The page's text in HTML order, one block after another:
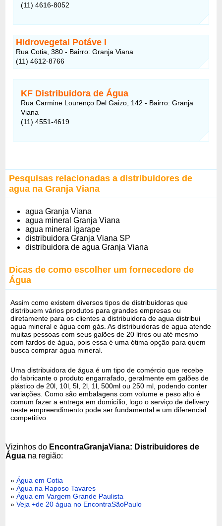
(11) 4616-8052
Hidrovegetal Potáve l
Rua Cotia, 380 - Bairro: Granja Viana
(11) 4612-8766
KF Distribuidora de Água
Rua Carmine Lourenço Del Gaizo, 142 - Bairro: Granja
Viana
(11) 4551-4619
Pesquisas relacionadas a distribuidores de
agua na Granja Viana
agua Granja Viana
agua mineral Granja Viana
agua mineral igarape
distribuidora Granja Viana SP
distribuidora de agua Granja Viana
Dicas de como escolher um fornecedore de
Água
Assim como existem diversos tipos de distribuidoras que
distribuem vários produtos para grandes empresas ou
diretamente para os clientes a distribuidora de agua distribui
agua mineral e água com gás. As distribuidoras de agua atende
muitas pessoas com seus galões de 20 litros ou até mesmo
com fardos de água, pois essa é uma ótima opção para quem
busca comprar água mineral.
Uma distribuidora de água é um tipo de comércio que recebe
do fabricante o produto engarrafado, geralmente em galões de
plástico de 20l, 10l, 5l, 2l, 1l, 500ml ou 250 ml, podendo conter
variações. Como são embalagens com volume e peso alto é
comum fazer a entrega em domicílio, logo o serviço de delivery
neste empreendimento pode ser fundamental e um diferencial
competitivo.
Vizinhos do EncontraGranjaViana: Distribuidores de
Água na região:
»Água em Cotia
»Água na Raposo Tavares
»Água em Vargem Grande Paulista
»Veja +de 20 água no EncontraSãoPaulo